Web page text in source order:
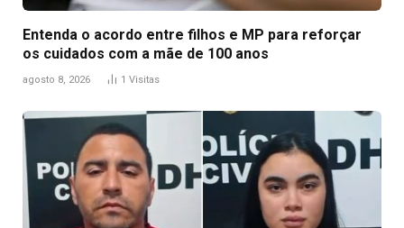
Entenda o acordo entre filhos e MP para reforçar
os cuidados com a mãe de 100 anos
agosto 8, 2026 1 Visitas